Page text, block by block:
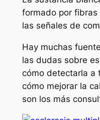
formado por fibras
las señales de
Hay muchas
las dudas sobre
cómo detectarla a
cómo mejorar la
son los más